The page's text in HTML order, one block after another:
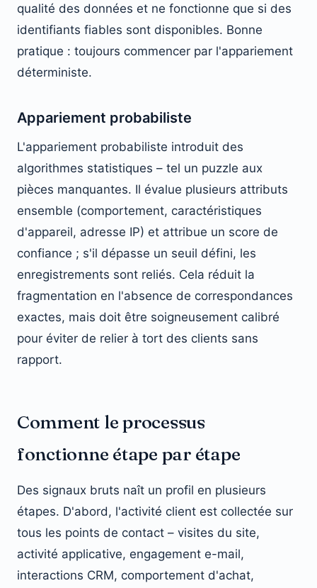
qualité des données et ne fonctionne que si des
identifiants fiables sont disponibles. Bonne
pratique : toujours commencer par l'appariement
déterministe.
Appariement probabiliste
L'appariement probabiliste introduit des
algorithmes statistiques – tel un puzzle aux
pièces manquantes. Il évalue plusieurs attributs
ensemble (comportement, caractéristiques
d'appareil, adresse IP) et attribue un score de
confiance ; s'il dépasse un seuil défini, les
enregistrements sont reliés. Cela réduit la
fragmentation en l'absence de correspondances
exactes, mais doit être soigneusement calibré
pour éviter de relier à tort des clients sans
rapport.
Comment le processus
fonctionne étape par étape
Des signaux bruts naît un profil en plusieurs
étapes. D'abord, l'activité client est collectée sur
tous les points de contact – visites du site,
activité applicative, engagement e-mail,
interactions CRM, comportement d'achat,